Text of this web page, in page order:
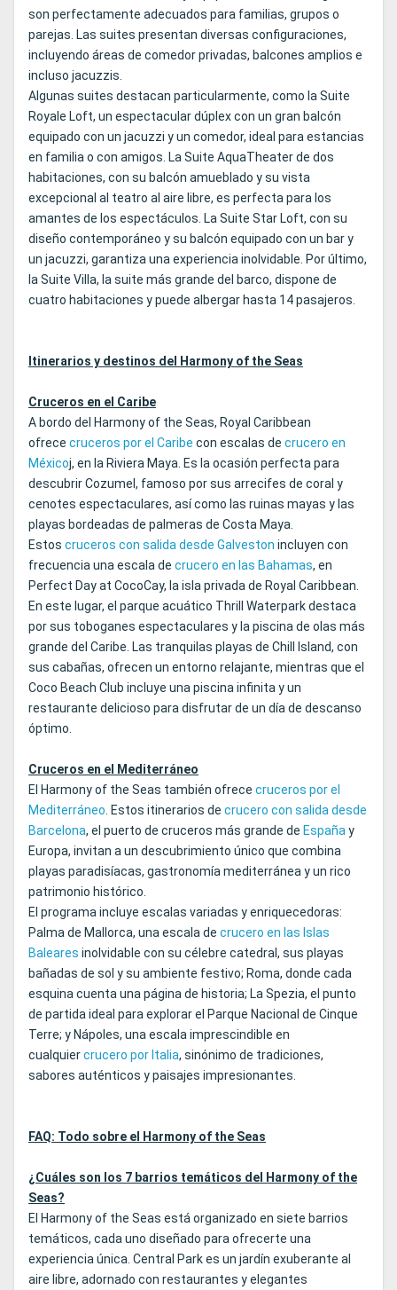
son perfectamente adecuados para familias, grupos o
parejas. Las suites presentan diversas configuraciones,
incluyendo áreas de comedor privadas, balcones amplios e
incluso jacuzzis.
Algunas suites destacan particularmente, como la Suite
Royale Loft, un espectacular dúplex con un gran balcón
equipado con un jacuzzi y un comedor, ideal para estancias
en familia o con amigos. La Suite AquaTheater de dos
habitaciones, con su balcón amueblado y su vista
excepcional al teatro al aire libre, es perfecta para los
amantes de los espectáculos. La Suite Star Loft, con su
diseño contemporáneo y su balcón equipado con un bar y
un jacuzzi, garantiza una experiencia inolvidable. Por último,
la Suite Villa, la suite más grande del barco, dispone de
cuatro habitaciones y puede albergar hasta 14 pasajeros.
Itinerarios y destinos del Harmony of the Seas
Cruceros en el Caribe
A bordo del Harmony of the Seas, Royal Caribbean
ofrece cruceros por el Caribe con escalas de crucero en
Méxicoj, en la Riviera Maya. Es la ocasión perfecta para
descubrir Cozumel, famoso por sus arrecifes de coral y
cenotes espectaculares, así como las ruinas mayas y las
playas bordeadas de palmeras de Costa Maya.
Estos cruceros con salida desde Galveston incluyen con
frecuencia una escala de crucero en las Bahamas, en
Perfect Day at CocoCay, la isla privada de Royal Caribbean.
En este lugar, el parque acuático Thrill Waterpark destaca
por sus toboganes espectaculares y la piscina de olas más
grande del Caribe. Las tranquilas playas de Chill Island, con
sus cabañas, ofrecen un entorno relajante, mientras que el
Coco Beach Club incluye una piscina infinita y un
restaurante delicioso para disfrutar de un día de descanso
óptimo.
Cruceros en el Mediterráneo
El Harmony of the Seas también ofrece cruceros por el
Mediterráneo. Estos itinerarios de crucero con salida desde
Barcelona, el puerto de cruceros más grande de Españay
Europa, invitan a un descubrimiento único que combina
playas paradisíacas, gastronomía mediterránea y un rico
patrimonio histórico.
El programa incluye escalas variadas y enriquecedoras:
Palma de Mallorca, una escala de crucero en las Islas
Baleares inolvidable con su célebre catedral, sus playas
bañadas de sol y su ambiente festivo; Roma, donde cada
esquina cuenta una página de historia; La Spezia, el punto
de partida ideal para explorar el Parque Nacional de Cinque
Terre; y Nápoles, una escala imprescindible en
cualquiercrucero por Italia, sinónimo de tradiciones,
sabores auténticos y paisajes impresionantes.
FAQ: Todo sobre el Harmony of the Seas
¿Cuáles son los 7 barrios temáticos del Harmony of the
Seas?
El Harmony of the Seas está organizado en siete barrios
temáticos, cada uno diseñado para ofrecerte una
experiencia única. Central Park es un jardín exuberante al
aire libre, adornado con restaurantes y elegantes